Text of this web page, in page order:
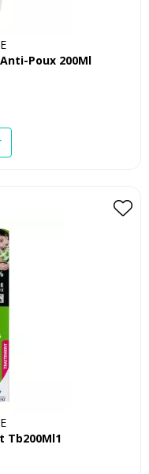
Poux 200Ml
Tb200Ml1